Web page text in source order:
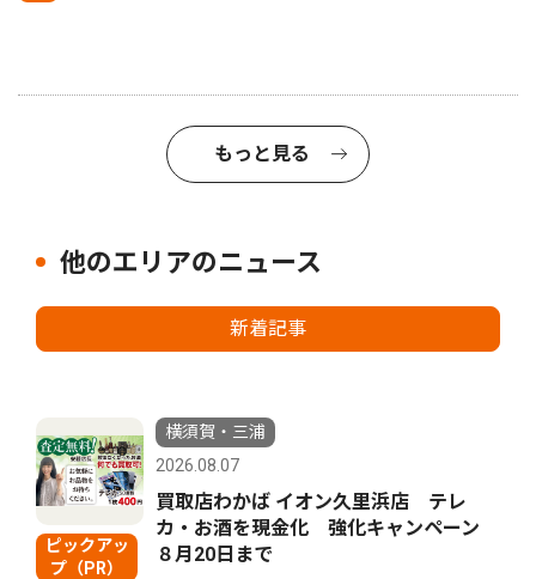
もっと見る
他のエリアのニュース
新着記事
ピックアッ
プ（PR）
横須賀・三浦
2026.08.07
買取店わかば イオン久里浜店 テレ
カ・お酒を現金化 強化キャンペーン
８月20日まで